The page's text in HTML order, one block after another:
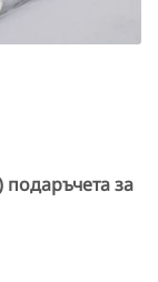
подаръчета за